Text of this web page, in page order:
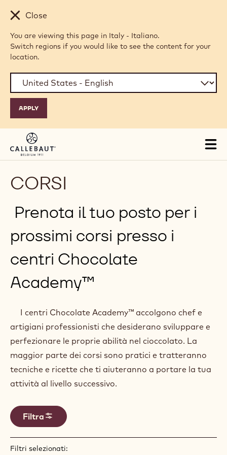
Skip to main content
Close
You are viewing this page in Italy - Italiano.
Switch regions if you would like to see the content for your
location.
CORSI
Prenota il tuo posto per i
prossimi corsi presso i
centri Chocolate
Academy™
I centri Chocolate Academy™ accolgono chef e
artigiani professionisti che desiderano sviluppare e
perfezionare le proprie abilità nel cioccolato. La
maggior parte dei corsi sono pratici e tratteranno
tecniche e ricette che ti aiuteranno a portare la tua
attività al livello successivo.
Filtra
Filtri selezionati: